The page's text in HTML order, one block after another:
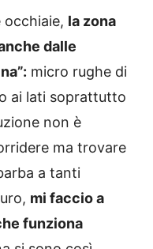
occhiaie, la zona
dalle
micro rughe di
ai lati soprattutto
non è
ma trovare
a tanti
mi faccio a
funziona